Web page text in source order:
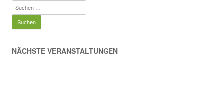
Suchen
nach:
NÄCHSTE VERANSTALTUNGEN